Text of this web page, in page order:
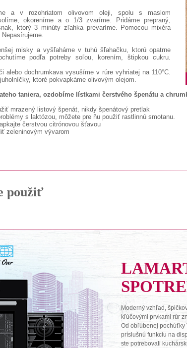
a v rozohriatom olivovom oleji, spolu s maslom
okoreníme a o 1/3 zvaríme. Pridáme prepraný,
ktorý 3 minúty zľahka prevaríme. Pomocou mixéra
misky a vyšľaháme v tuhú šľahačku, ktorú opatrne
podľa potreby soľou, korením, štipkou cukru.
alebo dochrumkava vysušíme v rúre vyhriatej na 110°C.
ktoré pokvapkáme olivovým olejom.
taniera, ozdobíme lístkami čerstvého špenátu a
mrazený listový špenát, nikdy špenátový pretlak
s laktózou, môžete pre ňu použiť rastlinnú smotanu.
čerstvou citrónovou šťavou
zeleninovým vývarom
použiť
Moderný vzhľad,
kľúčovými prvkami rúr
Od obľúbenej pochúťky
príslušnú funkciu na
ste potrebovali